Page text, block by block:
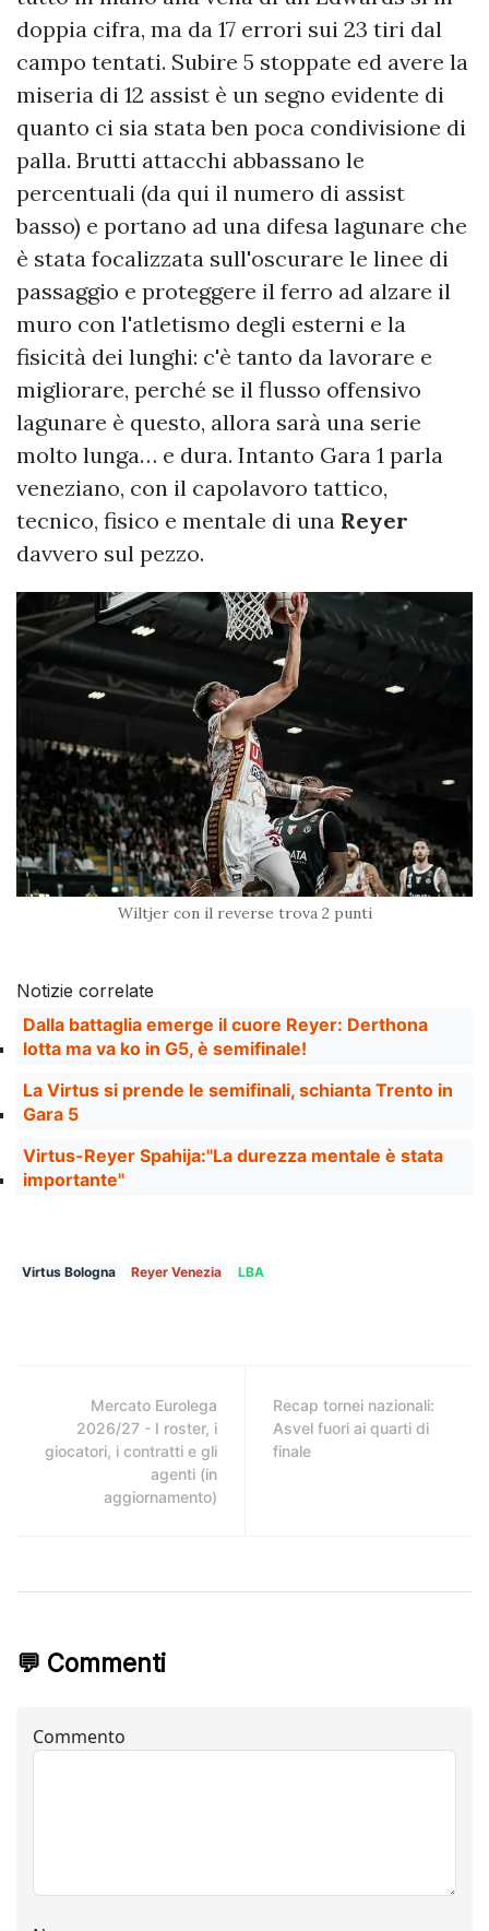
doppia cifra, ma da 17 errori sui 23 tiri dal
campo tentati. Subire 5 stoppate ed avere la
miseria di 12 assist è un segno evidente di
quanto ci sia stata ben poca condivisione di
palla. Brutti attacchi abbassano le
percentuali (da qui il numero di assist
basso) e portano ad una difesa lagunare che
è stata focalizzata sull'oscurare le linee di
passaggio e proteggere il ferro ad alzare il
muro con l'atletismo degli esterni e la
fisicità dei lunghi: c'è tanto da lavorare e
migliorare, perché se il flusso offensivo
lagunare è questo, allora sarà una serie
molto lunga… e dura. Intanto Gara 1 parla
veneziano, con il capolavoro tattico,
tecnico, fisico e mentale di una Reyer
davvero sul pezzo.
Wiltjer con il reverse trova 2 punti
Notizie correlate
Dalla battaglia emerge il cuore Reyer: Derthona
lotta ma va ko in G5, è semifinale!
La Virtus si prende le semifinali, schianta Trento in
Gara 5
Virtus-Reyer Spahija:"La durezza mentale è stata
importante"
Virtus Bologna Reyer Venezia LBA
Mercato Eurolega
2026/27 - I roster, i
giocatori, i contratti e gli
agenti (in
aggiornamento)
Recap tornei nazionali:
Asvel fuori ai quarti di
finale
💬 Commenti